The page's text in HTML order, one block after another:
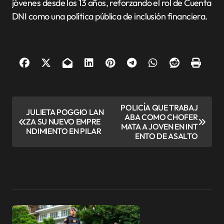
jóvenes desde los 13 años, reforzando el rol de Cuenta
DNI como una política pública de inclusión financiera.
a
c
i
JULIETA POGGIO LAN
ZA SU NUEVO EMPRE
NDIMIENTO EN PILAR
POLICÍA QUE TRABAJ
ABA COMO CHOFER
MATA A JOVEN EN INT
ENTO DE ASALTO